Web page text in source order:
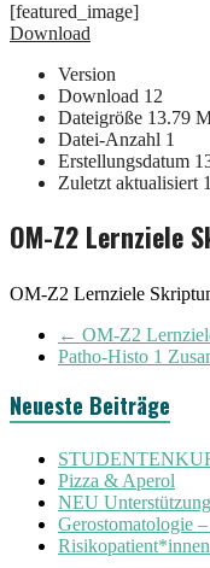
[featured_image]
Download
Version
Download 12
Dateigröße 13.79
Datei-Anzahl 1
Erstellungsdatum
Zuletzt aktualisiert
OM-Z2 Lernziele
OM-Z2 Lernziele
← OM-Z2
Patho-Histo 1
Neueste Beiträge
Pizza & Aperol
NEU
Gerostomatologie